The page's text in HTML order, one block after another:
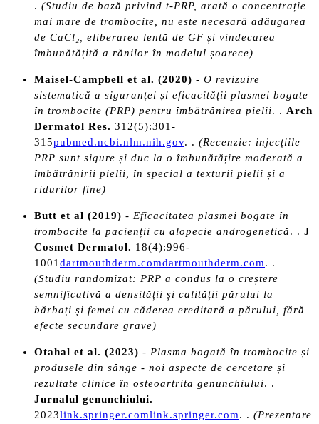
. (Studiu de bază privind t-PRP, arată o concentrație
mai mare de trombocite, nu este necesară adăugarea
de CaCl₂, eliberarea lentă de GF și vindecarea
îmbunătățită a rănilor în modelul șoarece)
Maisel-Campbell et al. (2020) - O revizuire
sistematică a siguranței și eficacității plasmei bogate
în trombocite (PRP) pentru îmbătrânirea pielii. . Arch
Dermatol Res. 312(5):301-
315pubmed.ncbi.nlm.nih.gov. . (Recenzie: injecțiile
PRP sunt sigure și duc la o îmbunătățire moderată a
îmbătrânirii pielii, în special a texturii pielii și a
ridurilor fine)
Butt et al (2019) - Eficacitatea plasmei bogate în
trombocite la pacienții cu alopecie androgenetică. . J
Cosmet Dermatol. 18(4):996-
1001 dartmouthderm.comdartmouthderm.com. .
(Studiu randomizat: PRP a condus la o creștere
semnificativă a densității și calității părului la
bărbați și femei cu căderea ereditară a părului, fără
efecte secundare grave)
Otahal et al. (2023) - Plasma bogată în trombocite și
produsele din sânge - noi aspecte de cercetare și
rezultate clinice în osteoartrita genunchiului. .
Jurnalul genunchiului.
2023link.springer.comlink.springer.com. . (Prezentare